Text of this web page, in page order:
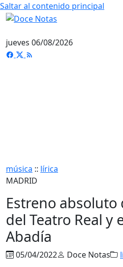
Saltar al contenido principal
jueves 06/08/2026
música :: lírica
MADRID
Estreno absoluto
del Teatro Real y
Abadía
05/04/2022 Doce Notas